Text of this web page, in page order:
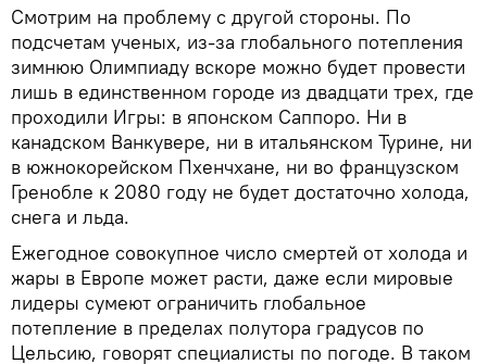
Смотрим на проблему с другой стороны. По
подсчетам ученых, из-за глобального потепления
зимнюю Олимпиаду вскоре можно будет провести
лишь в единственном городе из двадцати трех, где
проходили Игры: в японском Саппоро. Ни в
канадском Ванкувере, ни в итальянском Турине, ни
в южнокорейском Пхенчхане, ни во французском
Гренобле к 2080 году не будет достаточно холода,
снега и льда.
Ежегодное совокупное число смертей от холода и
жары в Европе может расти, даже если мировые
лидеры сумеют ограничить глобальное
потепление в пределах полутора градусов по
Цельсию, говорят специалисты по погоде. В таком